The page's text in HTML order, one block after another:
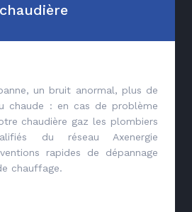
chaudière
un bruit anormal, plus de
chaude : en cas de problème
chaudière gaz les plombiers
du réseau Axenergie
rapides de dépannage
chauffage.